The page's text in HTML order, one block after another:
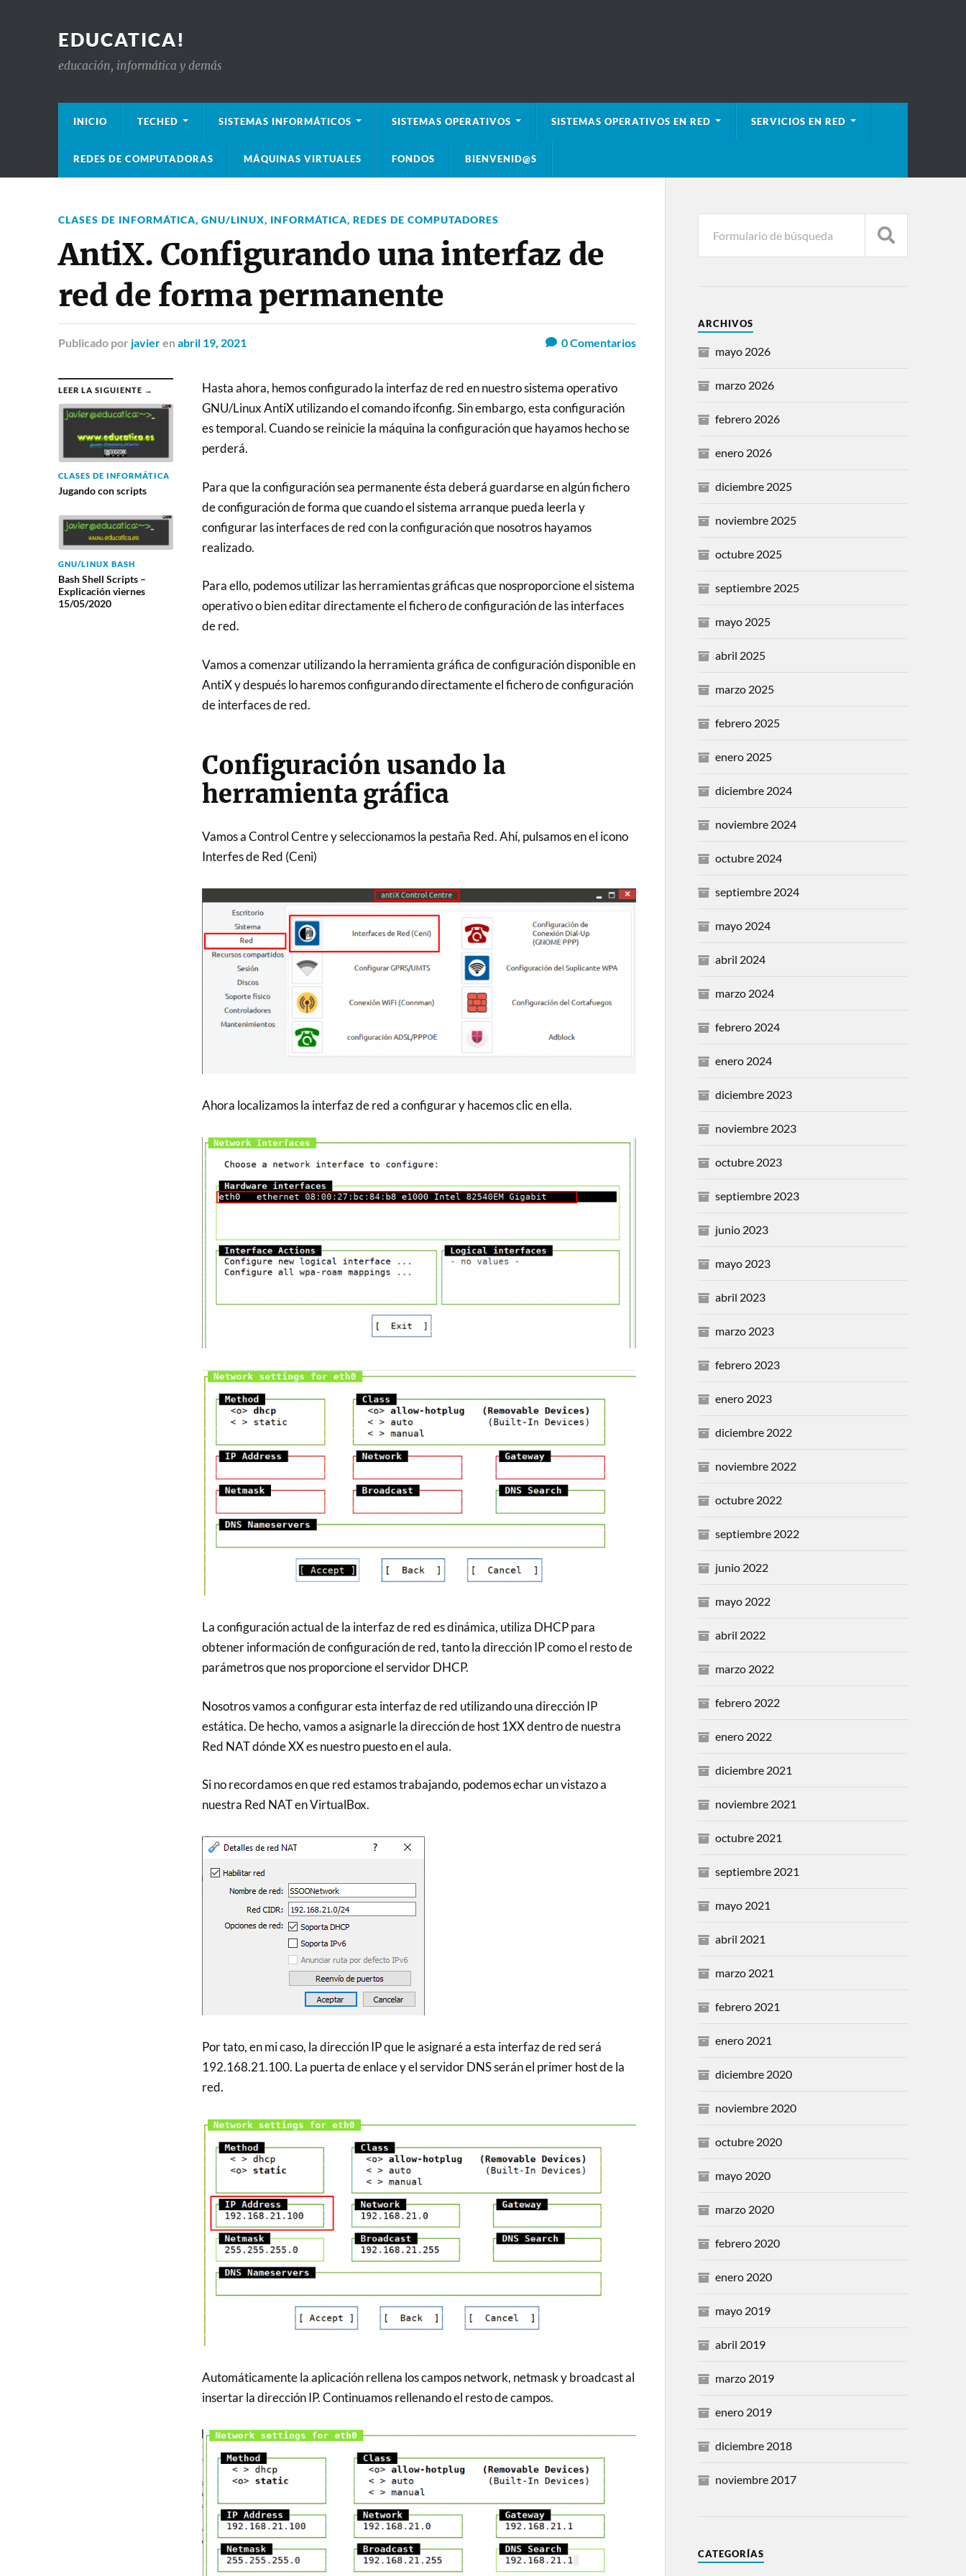
EDUCATICA!
educación, informática y demás
INICIO TECHED SISTEMAS INFORMÁTICOS SISTEMAS OPERATIVOS SISTEMAS OPERATIVOS EN RED SERVICIOS EN RED
REDES DE COMPUTADORAS MÁQUINAS VIRTUALES FONDOS BIENVENID@S
CLASES DE INFORMÁTICA, GNU/LINUX, INFORMÁTICA, REDES DE COMPUTADORES
AntiX. Configurando una interfaz de
red de forma permanente
Publicado por javieren abril 19, 2021 0Comentarios
LEER LA SIGUIENTE →
CLASES DE INFORMÁTICA
Jugando con scripts
GNU/LINUX BASH
Bash Shell Scripts –
Explicación viernes
15/05/2020
Hasta ahora, hemos configurado la interfaz de red en nuestro sistema operativo
GNU/Linux AntiX utilizando el comando ifconfig. Sin embargo, esta configuración
es temporal. Cuando se reinicie la máquina la configuración que hayamos hecho se
perderá.
Para que la configuración sea permanente ésta deberá guardarse en algún fichero
de configuración de forma que cuando el sistema arranque pueda leerla y
configurar las interfaces de red con la configuración que nosotros hayamos
realizado.
Para ello, podemos utilizar las herramientas gráficas que nosproporcione el sistema
operativo o bien editar directamente el fichero de configuración de las interfaces
de red.
Vamos a comenzar utilizando la herramienta gráfica de configuración disponible en
AntiX y después lo haremos configurando directamente el fichero de configuración
de interfaces de red.
Configuración usando la
herramienta gráfica
Vamos a Control Centre y seleccionamos la pestaña Red. Ahí, pulsamos en el icono
Interfes de Red (Ceni)
Ahora localizamos la interfaz de red a configurar y hacemos clic en ella.
La configuración actual de la interfaz de red es dinámica, utiliza DHCP para
obtener información de configuración de red, tanto la dirección IP como el resto de
parámetros que nos proporcione el servidor DHCP.
Nosotros vamos a configurar esta interfaz de red utilizando una dirección IP
estática. De hecho, vamos a asignarle la dirección de host 1XX dentro de nuestra
Red NAT dónde XX es nuestro puesto en el aula.
Si no recordamos en que red estamos trabajando, podemos echar un vistazo a
nuestra Red NAT en VirtualBox.
Por tato, en mi caso, la dirección IP que le asignaré a esta interfaz de red será
192.168.21.100. La puerta de enlace y el servidor DNS serán el primer host de la
red.
Automáticamente la aplicación rellena los campos network, netmask y broadcast al
insertar la dirección IP. Continuamos rellenando el resto de campos.
ARCHIVOS
mayo 2026
marzo 2026
febrero 2026
enero 2026
diciembre 2025
noviembre 2025
octubre 2025
septiembre 2025
mayo 2025
abril 2025
marzo 2025
febrero 2025
enero 2025
diciembre 2024
noviembre 2024
octubre 2024
septiembre 2024
mayo 2024
abril 2024
marzo 2024
febrero 2024
enero 2024
diciembre 2023
noviembre 2023
octubre 2023
septiembre 2023
junio 2023
mayo 2023
abril 2023
marzo 2023
febrero 2023
enero 2023
diciembre 2022
noviembre 2022
octubre 2022
septiembre 2022
junio 2022
mayo 2022
abril 2022
marzo 2022
febrero 2022
enero 2022
diciembre 2021
noviembre 2021
octubre 2021
septiembre 2021
mayo 2021
abril 2021
marzo 2021
febrero 2021
enero 2021
diciembre 2020
noviembre 2020
octubre 2020
mayo 2020
marzo 2020
febrero 2020
enero 2020
mayo 2019
abril 2019
marzo 2019
enero 2019
diciembre 2018
noviembre 2017
CATEGORÍAS